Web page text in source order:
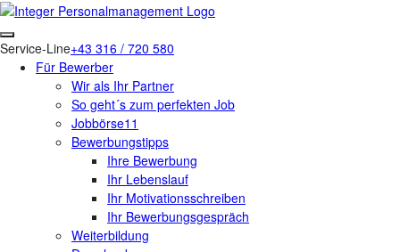
Service-Line+43 316 / 720 580
Für Bewerber
Wir als Ihr Partner
So geht´s zum perfekten Job
Jobbörse11
Bewerbungstipps
Ihre Bewerbung
Ihr Lebenslauf
Ihr Motivationsschreiben
Ihr Bewerbungsgespräch
Weiterbildung